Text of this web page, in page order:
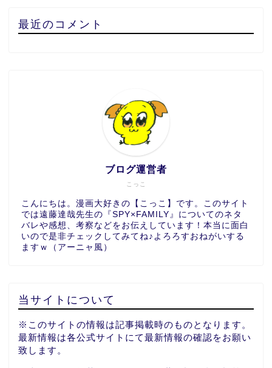
最近のコメント
こっこ
ブログ運営者
こんにちは。漫画大好きの【こっこ】です。このサイト
では遠藤達哉先生の『SPY×FAMILY』についてのネタ
バレや感想、考察などをお伝えしています！本当に面白
いので是非チェックしてみてね♪よろろすおねがいする
ますｗ（アーニャ風）
当サイトについて
※このサイトの情報は記事掲載時のものとなります。
最新情報は各公式サイトにて最新情報の確認をお願い
致します。